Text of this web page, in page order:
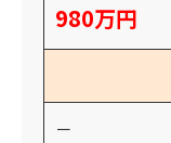
980万円
－